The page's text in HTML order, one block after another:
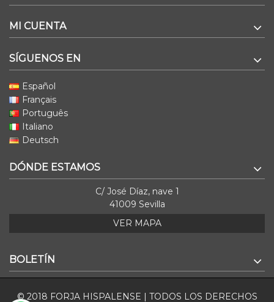
MI CUENTA
SÍGUENOS EN
Español
Français
Português
Italiano
Deutsch
DÓNDE ESTAMOS
C/ José Díaz, nave 1
41009 Sevilla
VER MAPA
BOLETÍN
© 2018 FORJA HISPALENSE | TODOS LOS DERECHOS